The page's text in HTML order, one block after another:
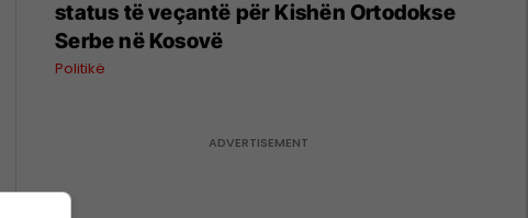
status të veçantë për Kishën Ortodokse
Serbe në Kosovë
Politikë